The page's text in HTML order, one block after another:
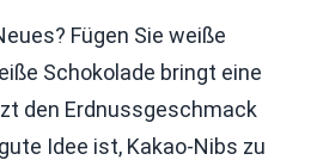
Fügen Sie weiße
Schokolade bringt eine
den Erdnussgeschmack
Idee ist, Kakao-Nibs zu